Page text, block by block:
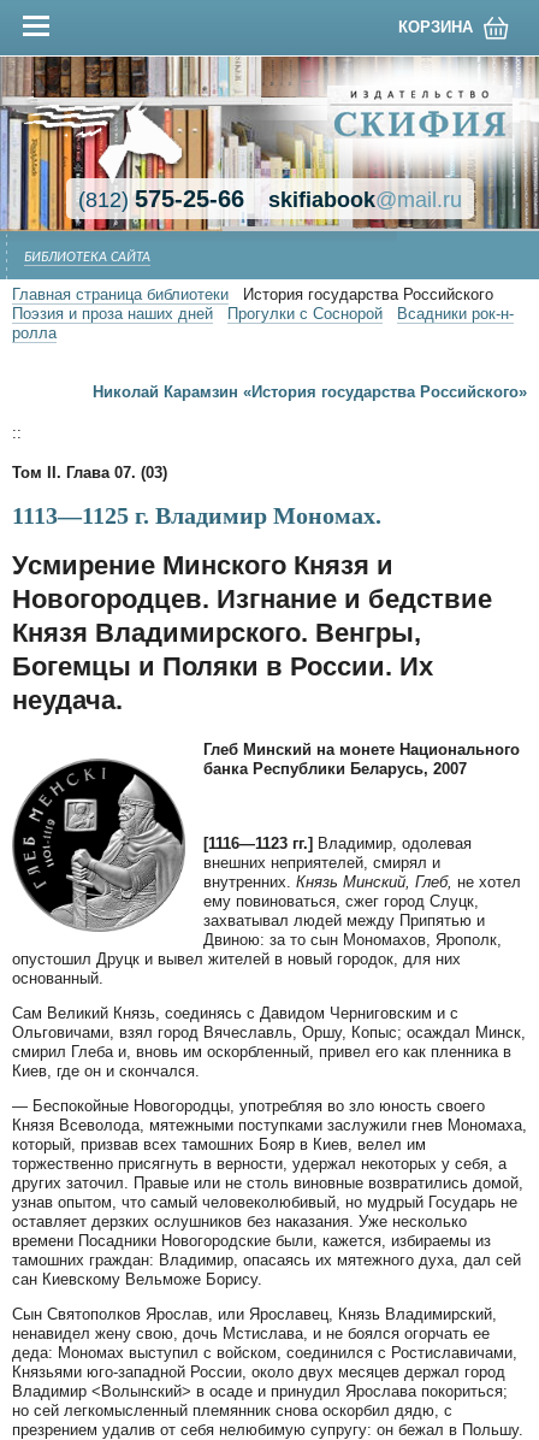
КОРЗИНА
(812)575-25-66 skifiabook@mail.ru
БИБЛИОТЕКА САЙТА
Главная страница библиотеки
История государства Российского
Поэзия и проза наших дней
Прогулки с Соснорой
Всадники рок-н-
ролла
Николай Карамзин «История государства Российского»
::
Том II. Глава 07. (03)
1113—1125 г. Владимир Мономах.
Усмирение Минского Князя и
Новогородцев. Изгнание и бедствие
Князя Владимирского. Венгры,
Богемцы и Поляки в России. Их
неудача.
Глеб Минский на монете Национального
банка Республики Беларусь, 2007
[1116—1123 гг.] Владимир, одолевая
внешних неприятелей, смирял и
внутренних. Князь Минский, Глеб, не хотел
ему повиноваться, сжег город Слуцк,
захватывал людей между Припятью и
Двиною: за то сын Мономахов, Ярополк,
опустошил Друцк и вывел жителей в новый городок, для них
основанный.
Сам Великий Князь, соединясь с Давидом Черниговским и с
Ольговичами, взял город Вячеславль, Оршу, Копыс; осаждал Минск,
смирил Глеба и, вновь им оскорбленный, привел его как пленника в
Киев, где он и скончался.
— Беспокойные Новогородцы, употребляя во зло юность своего
Князя Всеволода, мятежными поступками заслужили гнев Мономаха,
который, призвав всех тамошних Бояр в Киев, велел им
торжественно присягнуть в верности, удержал некоторых у себя, а
других заточил. Правые или не столь виновные возвратились домой,
узнав опытом, что самый человеколюбивый, но мудрый Государь не
оставляет дерзких ослушников без наказания. Уже несколько
времени Посадники Новогородские были, кажется, избираемы из
тамошних граждан: Владимир, опасаясь их мятежного духа, дал сей
сан Киевскому Вельможе Борису.
Сын Святополков Ярослав, или Ярославец, Князь Владимирский,
ненавидел жену свою, дочь Мстислава, и не боялся огорчать ее
деда: Мономах выступил с войском, соединился с Ростиславичами,
Князьями юго-западной России, около двух месяцев держал город
Владимир <Волынский> в осаде и принудил Ярослава покориться;
но сей легкомысленный племянник снова оскорбил дядю, с
презрением удалив от себя нелюбимую супругу: он бежал в Польшу.